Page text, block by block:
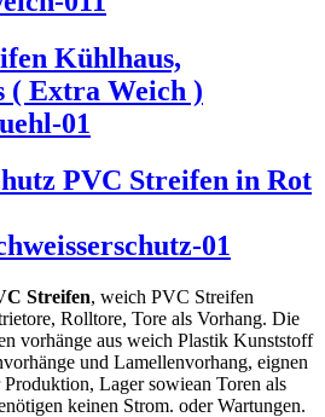
Kühlhaus,
( Extra Weich )
PVC Streifen in Rot
Streifen, weich PVC Streifen
Rolltore, Tore als Vorhang. Die
vorhänge aus weich Plastik Kunststoff
und Lamellenvorhang, eignen
Lager sowiean Toren als
keinen Strom. oder Wartungen.